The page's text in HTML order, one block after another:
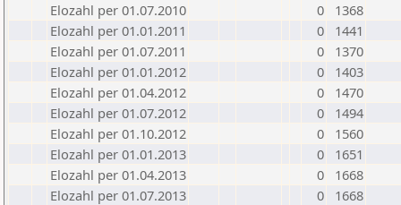
Elozahl per 01.07.2010
0
1368
Elozahl per 01.01.2011
0
1441
Elozahl per 01.07.2011
0
1370
Elozahl per 01.01.2012
0
1403
Elozahl per 01.04.2012
0
1470
Elozahl per 01.07.2012
0
1494
Elozahl per 01.10.2012
0
1560
Elozahl per 01.01.2013
0
1651
Elozahl per 01.04.2013
0
1668
Elozahl per 01.07.2013
0
1668